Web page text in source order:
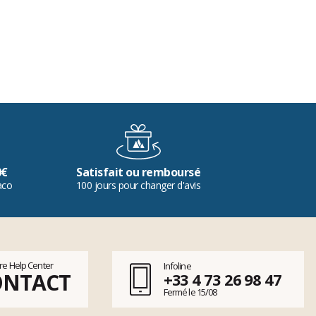
Satisfait ou remboursé
100 jours pour changer d'avis
Help Center Infoline
+33 4 73 26 98 47
Fermé le 15/08